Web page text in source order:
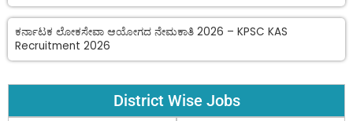
ಕರ್ನಾಟಕ ಲೋಕಸೇವಾ ಆಯೋಗದ ನೇಮಕಾತಿ 2026 – KPSC KAS
Recruitment 2026
District Wise Jobs